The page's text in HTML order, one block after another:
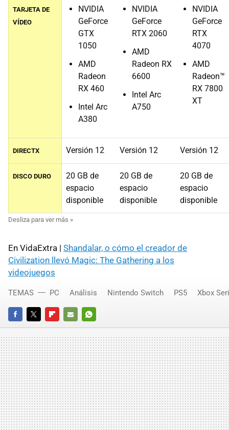
TARJETA DE
VÍDEO
NVIDIA
GeForce
GTX
1050
AMD
Radeon
RX 460
Intel Arc
A380
NVIDIA
GeForce
RTX 2060
AMD
Radeon RX
6600
Intel Arc
A750
NVIDIA
GeForce
RTX
4070
AMD
Radeon™
RX 7800
XT
DIRECTX Versión 12 Versión 12 Versión 12
DISCO DURO
20 GB de
espacio
disponible
20 GB de
espacio
disponible
20 GB de
espacio
disponible
En VidaExtra | Shandalar, o cómo el creador de
Civilization llevó Magic: The Gathering a los
videojuegos
FACEBOOKTWITTERFLIPBOARD
E-
MAIL
WHATSAPP
TEMAS PC Análisis Nintendo Switch PS5 Xbox